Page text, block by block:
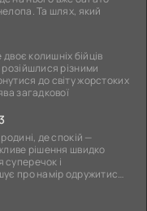
Та шлях, який
колишніх бійців
різними
до світу жорстоких
загадкової
де спокій —
рішення швидко
суперечок і
про намір одружитися,